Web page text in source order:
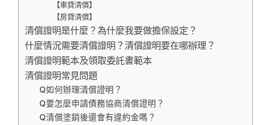
【車貸清償】
【房貸清償】
清償證明是什麼？為什麼我要做擔保設定？
什麼情況需要清償證明？清償證明要在哪辦理？
清償證明範本及領取委託書範本
清償證明常見問題
Q如何辦理清償證明？
Q要怎麼申請債務協商清償證明？
Q清償塗銷後還會有違約金嗎？